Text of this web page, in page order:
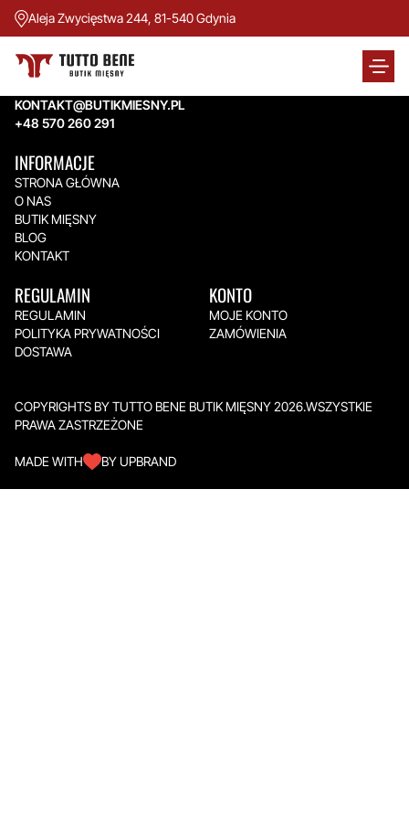
Aleja Zwycięstwa 244, 81-540 Gdynia
TUTTO BENE BUTIK MIĘSNY
Aleja Zwycięstwa 244,
KONTAKT@BUTIKMIESNY.PL
+48 570 260 291
INFORMACJE
STRONA GŁÓWNA
O NAS
BUTIK MIĘSNY
BLOG
KONTAKT
REGULAMIN
REGULAMIN
POLITYKA PRYWATNOŚCI
DOSTAWA
KONTO
MOJE KONTO
ZAMÓWIENIA
COPYRIGHTS BY TUTTO BENE BUTIK MIĘSNY 2026.WSZYSTKIE
PRAWA ZASTRZEŻONE
MADE WITH BY UPBRAND